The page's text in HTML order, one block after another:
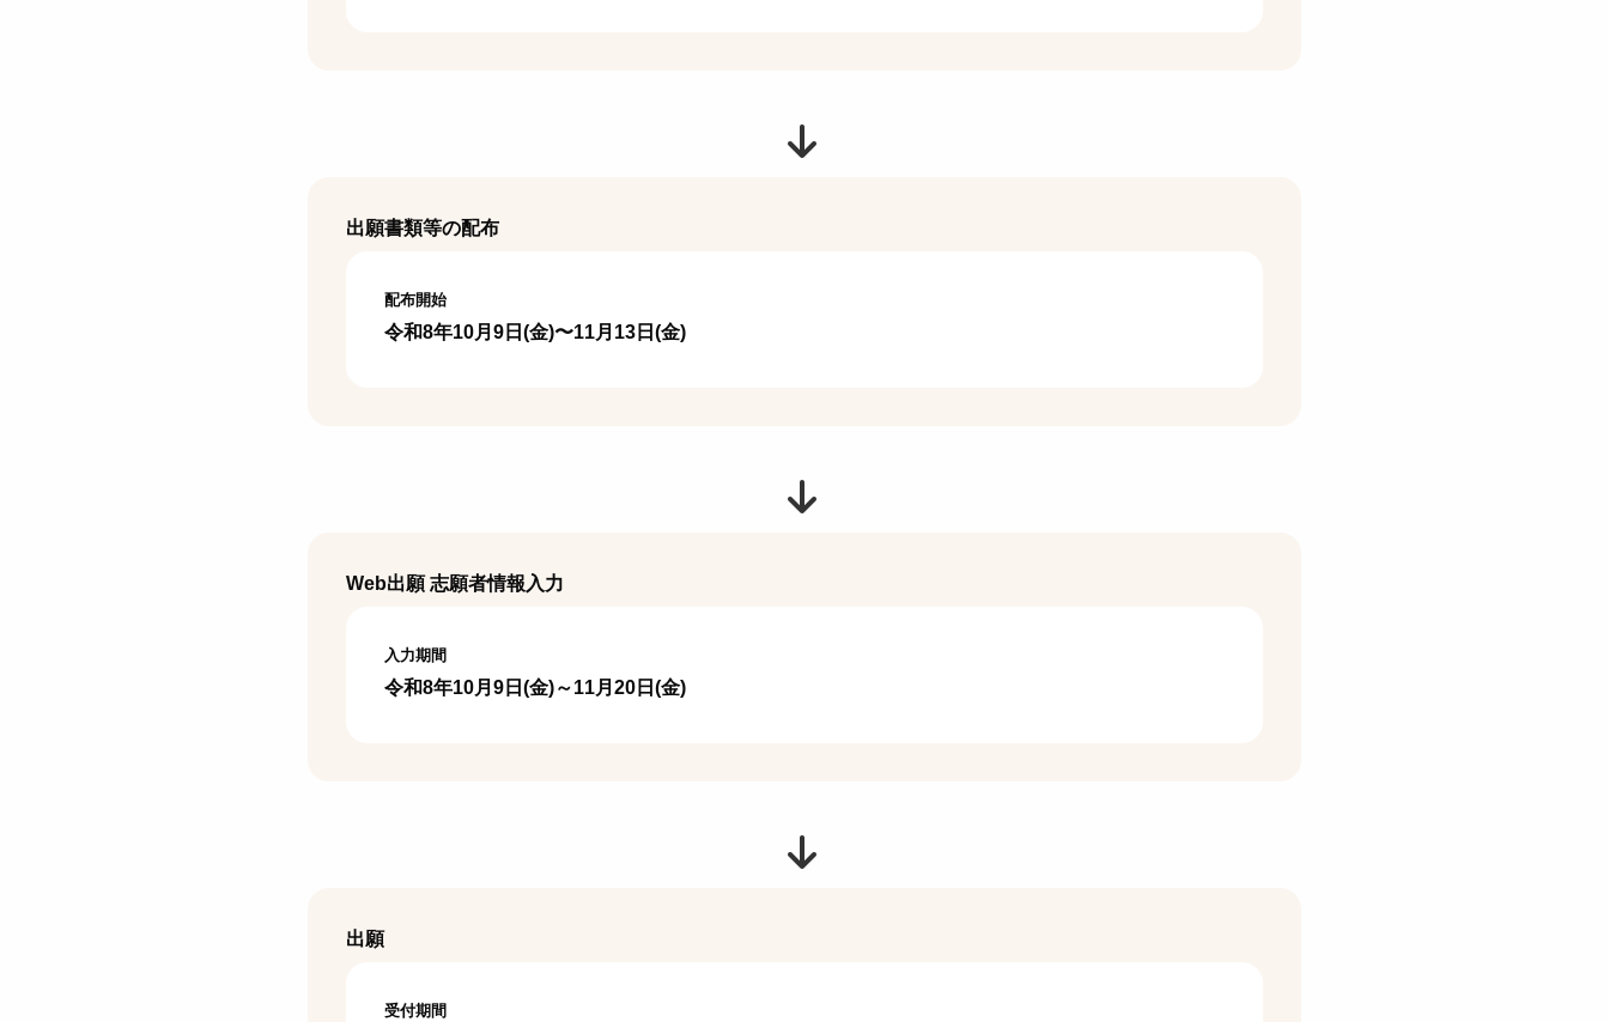
出願書類等の配布
配布開始
令和8年10月9日(金)〜11月13日(金)
Web出願 志願者情報入力
入力期間
令和8年10月9日(金)～11月20日(金)
出願
受付期間